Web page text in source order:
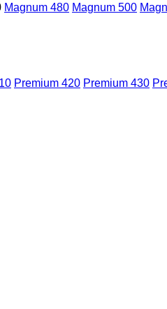
Magnum 480 Magnum 500
Premium 420 Premium 430